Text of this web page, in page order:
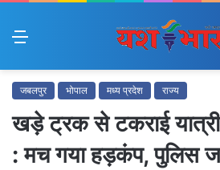
Menu
जबलपुर भोपाल मध्य प्रदेश राज्य
खड़े ट्रक से टकराई
: मच गया हड़कंप, पुलिस